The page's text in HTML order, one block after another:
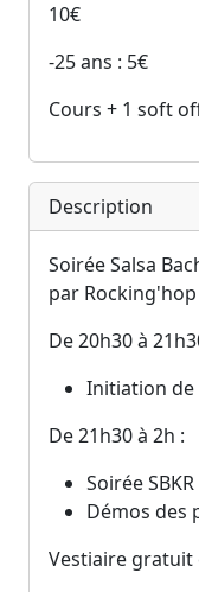
10€
-25 ans : 5€
Cours + 1 soft
Description
Soirée Salsa
par
De 20h30 à
Initiation de
De 21h30 à 2h :
Soirée
Démos des
Vestiaire gratuit